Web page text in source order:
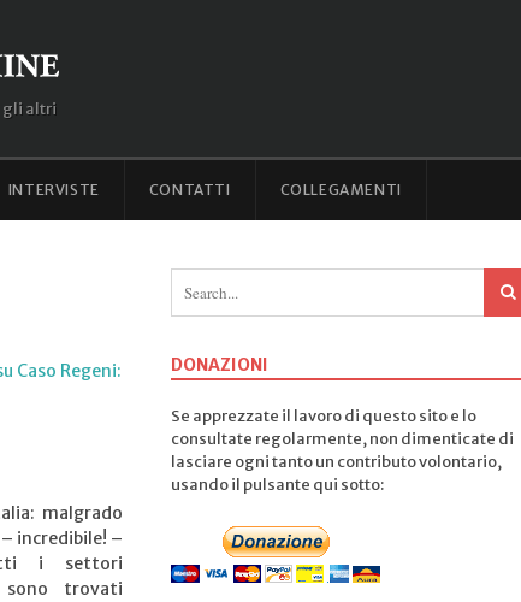
gli altri
INTERVISTE CONTATTI COLLEGAMENTI
Caso Regeni:
malgrado
incredibile! –
i settori
sono trovati
DONAZIONI
Se apprezzate il lavoro di questo sito e lo
consultate regolarmente, non dimenticate di
lasciare ogni tanto un contributo volontario,
usando il pulsante qui sotto: